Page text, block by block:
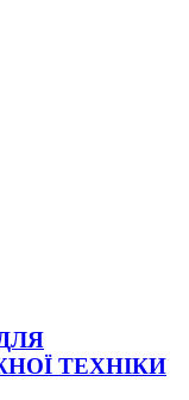
ТЕХНІКИ